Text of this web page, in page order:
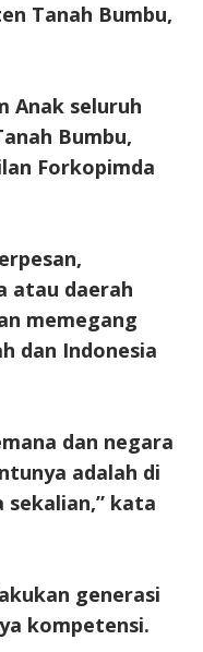
Tanah Bumbu,
Anak seluruh
Bumbu,
Forkopimda
atau daerah
memegang
dan Indonesia
dan negara
adalah di
sekalian,” kata
generasi
kompetensi.